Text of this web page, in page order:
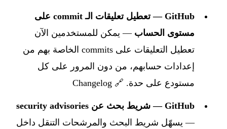
GitHub — تعطيل تعليقات الـ commit على
مستوى الحساب — يمكن للمستخدمين الآن
تعطيل التعليقات على commits الخاصة بهم من
إعدادات حسابهم، من دون المرور على كل
مستودع على حدة. 🔗 Changelog
GitHub — شريط بحث عن security advisories
— يسهّل شريط البحث والمرشحات التنقل داخل